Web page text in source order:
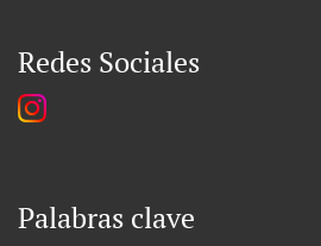
Redes Sociales
Palabras clave